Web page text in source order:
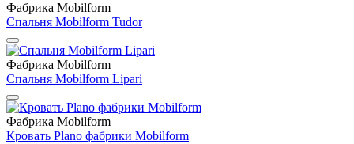
Фабрика Mobilform
Спальня Mobilform Tudor
Фабрика Mobilform
Спальня Mobilform Lipari
Фабрика Mobilform
Кровать Plano фабрики Mobilform